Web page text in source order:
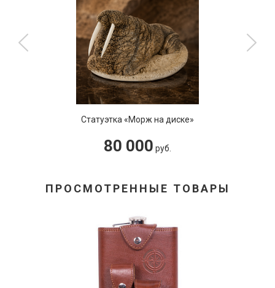
Статуэтка «Морж на диске»
80 000 руб.
ПРОСМОТРЕННЫЕ ТОВАРЫ